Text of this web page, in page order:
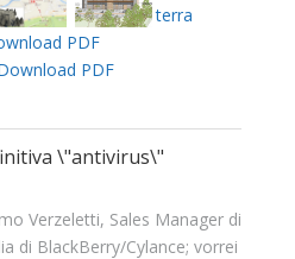
terra
PDF
PDF
\"antivirus\"
Verzeletti, Sales Manager di
di BlackBerry/Cylance; vorrei